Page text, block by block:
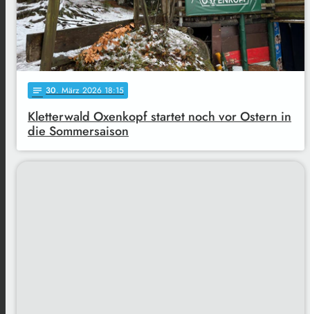
notes 30. März 2026 18:15
Kletterwald Oxenkopf startet noch vor Ostern in
die Sommersaison